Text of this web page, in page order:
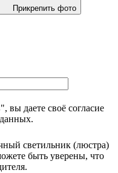
Прикрепить фото
даете своё согласие
светильник (люстра)
быть уверены, что